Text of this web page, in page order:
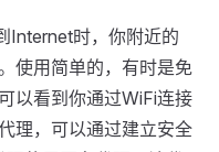
Internet时，你附近的
使用简单的，有时是免
以看到你通过WiFi连接
理，可以通过建立安全